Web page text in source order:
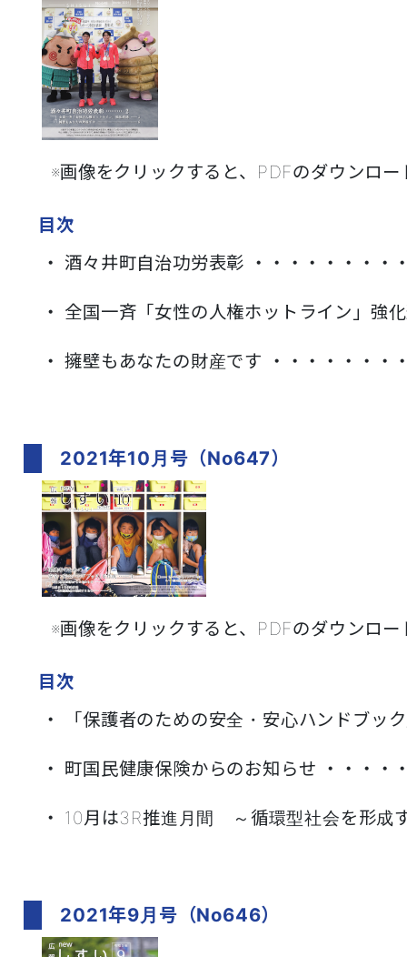
※画像をクリックすると、PDFのダウンロ
目次
・ 酒々井町自治功労表彰 ・・・・・・・・
・ 全国一斉「女性の人権ホットライン」強
・ 擁壁もあなたの財産です ・・・・・・・
2021年10月号（No647）
※画像をクリックすると、PDFのダウンロ
目次
・ 「保護者のための安全・安心ハンドブッ
・ 町国民健康保険からのお知らせ ・・・・
・ 10月は3R推進月間 ～循環型社会を形成
2021年9月号（No646）